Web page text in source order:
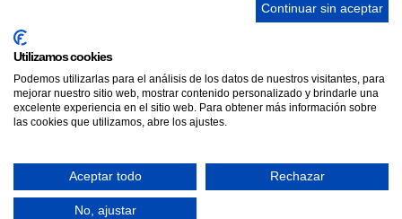
ENLACES
Contacta
Adopta un perro
ASCAN. © 2022. Todos los derechos reservados. Desarrollado como donación
Igor André Guerra.
Continuar sin aceptar
Utilizamos cookies
Podemos utilizarlas para el análisis de los datos de nuestros visitantes, para
mejorar nuestro sitio web, mostrar contenido personalizado y brindarle una
excelente experiencia en el sitio web. Para obtener más información sobre
las cookies que utilizamos, abre los ajustes.
Aceptar todo Rechazar
No, ajustar